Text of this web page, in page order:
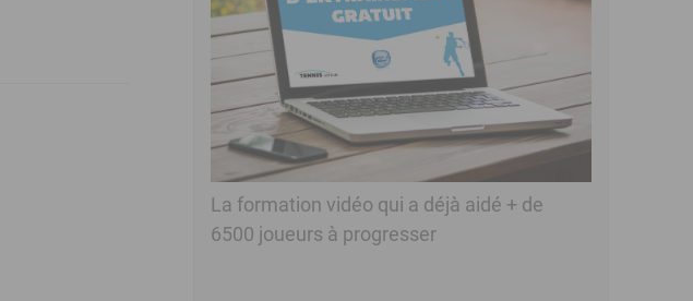
La formation vidéo qui a déjà aidé + de
6500 joueurs à progresser